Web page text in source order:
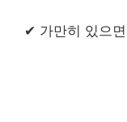
✔ 가만히 있으